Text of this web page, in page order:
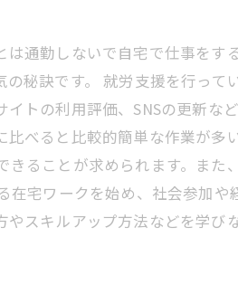
通勤しないで自宅で仕事をす
秘訣です。 就労支援を行っ
トの利用評価、SNSの更新な
べると比較的簡単な作業が多
ることが求められます。また
宅ワークを始め、社会参加
スキルアップ方法などを学び